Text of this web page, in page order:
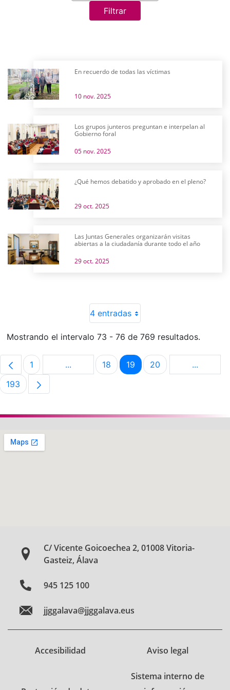
Filtrar
En recuerdo de todas las víctimas
10 nov. 2025
Los grupos junteros preguntan e interpelan al
Gobierno foral
05 nov. 2025
¿Qué hemos debatido y aprobado en el pleno?
29 oct. 2025
Las Juntas Generales organizarán visitas
abiertas a la ciudadanía durante todo el año
29 oct. 2025
4 entradas
Mostrando el intervalo 73 - 76 de 769 resultados.
Página
1 ...Páginas intermedias Use TAB para
Página
18 Página
19 Página
20 ...Páginas
Página
193
C/ Vicente Goicoechea 2, 01008 Vitoria-
Gasteiz, Álava
945 125 100
jjggalava@jjggalava.eus
Accesibilidad Aviso legal
Sistema interno de